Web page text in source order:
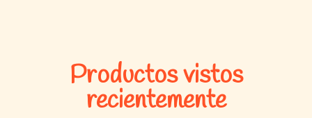
✅ Beneficios destacados:
Elaborado con carne de pato real: fuente de proteína
animal magra y sabrosa.
Productos vistos
recientemente